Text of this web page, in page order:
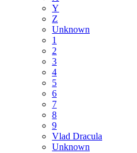
Y
Z
Unknown
1
2
3
4
5
6
7
8
9
Vlad Dracula
Unknown